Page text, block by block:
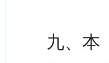
九、本